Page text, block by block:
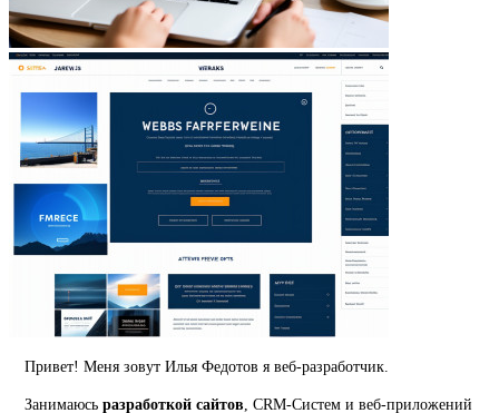
Привет! Меня зовут Илья Федотов я веб-разработчик.
Занимаюсьразработкой сайтов , CRM-Систем и веб-приложений